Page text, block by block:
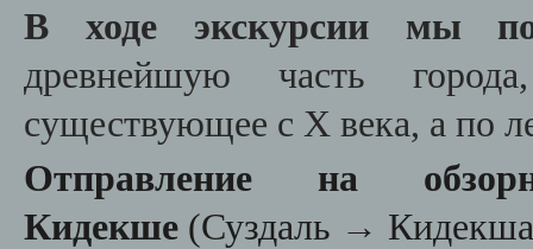
В ходе экскурсии мы
древнейшую часть
существующее с X века, а по
Отправление на
Кидекше (Суздаль → Кидекша